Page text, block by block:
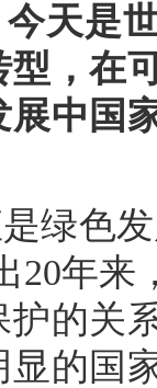
天是
型，在
中国
绿色
20年
的关
显的国